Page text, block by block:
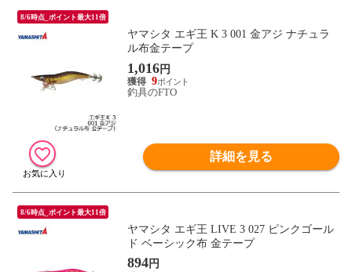
8/6時点_ポイント最大11倍
ヤマシタ エギ王 K 3 001 金アジ ナチュラ
ル布金テープ
1,016円
9
釣具のFTO
詳細を見る
8/6時点_ポイント最大11倍
ヤマシタ エギ王 LIVE 3 027 ピンクゴール
ド ベーシック布 金テープ
894円